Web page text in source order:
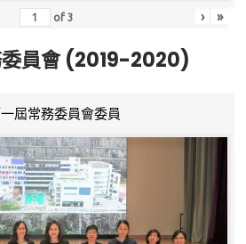
of3 › »
委員會 (2019-2020)
屆常務委員會委員